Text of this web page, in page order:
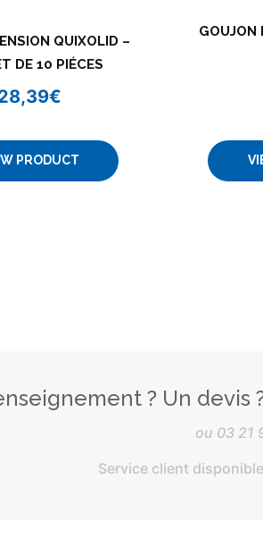
QUIXOLID –
DE 10 PIÉCES
€
PRODUCT
GOUJON
? Un devis
ou 03 21
Service client